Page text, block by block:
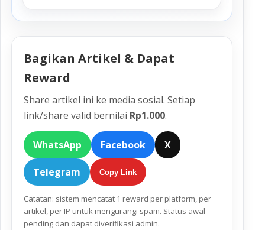
Bagikan Artikel & Dapat
Reward
Share artikel ini ke media sosial. Setiap
link/share valid bernilai Rp1.000.
WhatsApp Facebook X
Telegram Copy Link
Catatan: sistem mencatat 1 reward per platform, per
artikel, per IP untuk mengurangi spam. Status awal
pending dan dapat diverifikasi admin.